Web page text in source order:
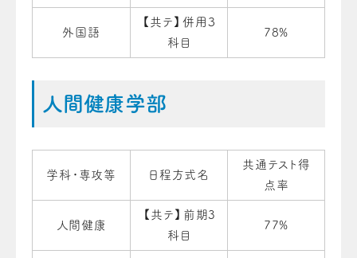
外国語
【共テ】併用３
科目
78%
人間健康学部
学科・専攻等 日程方式名
共通テスト得
点率
人間健康
【共テ】前期3
科目
77%